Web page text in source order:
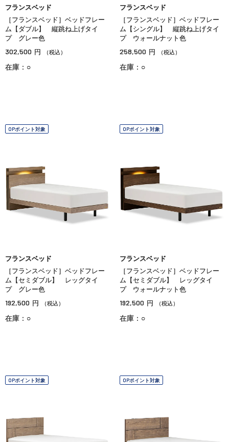
フランスベッド
［フランスベッド］ベッドフレー
ム【ダブル】 縦跳ね上げタイ
プ グレー色
302,500 円 （税込）
在庫：○
フランスベッド
［フランスベッド］ベッドフレー
ム【シングル】 縦跳ね上げタイ
プ ウォールナット色
258,500 円 （税込）
在庫：○
OPポイント対象
フランスベッド
［フランスベッド］ベッドフレー
ム【セミダブル】 レッグタイ
プ グレー色
192,500 円 （税込）
在庫：○
OPポイント対象
フランスベッド
［フランスベッド］ベッドフレー
ム【セミダブル】 レッグタイ
プ ウォールナット色
192,500 円 （税込）
在庫：○
OPポイント対象 OPポイント対象